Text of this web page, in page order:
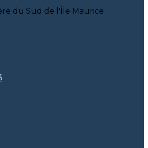
du Sud de l'Île Maurice